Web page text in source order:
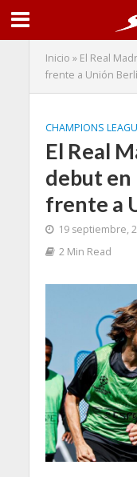
Inicio » El Real
frente a Unión
CHAMPIONS
El Real
debut en
frente a
19 septiembre,
2 Min Read